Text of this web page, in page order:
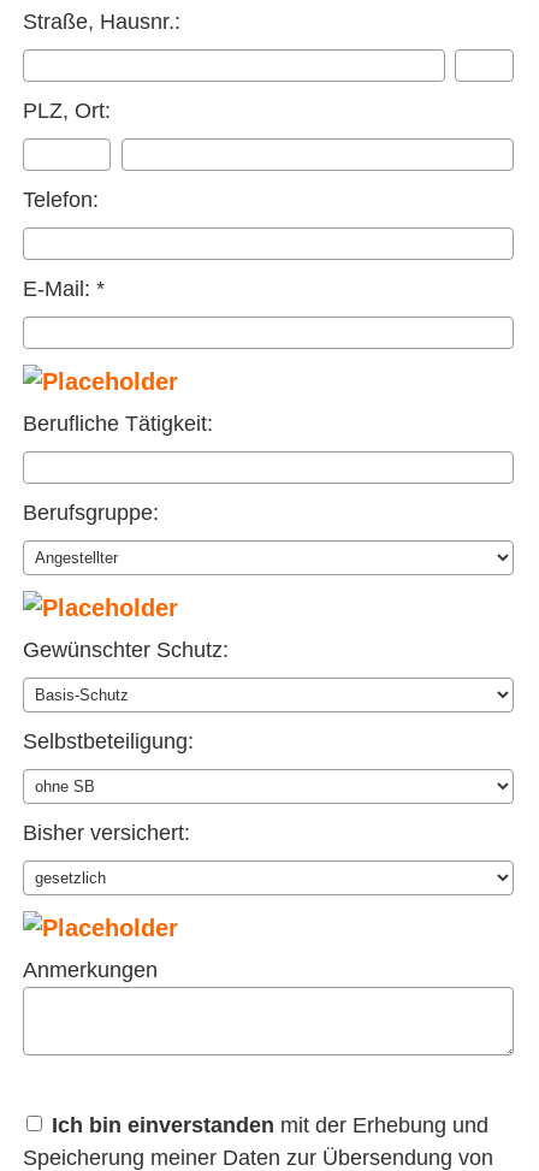
Straße, Hausnr.:
PLZ, Ort:
Telefon:
E-Mail: *
Berufliche Tätigkeit:
Berufsgruppe:
Gewünschter Schutz:
Selbstbeteiligung:
Bisher versichert:
Anmerkungen
Ich bin einverstanden mit der Erhebung und
Speicherung meiner Daten zur Übersendung von